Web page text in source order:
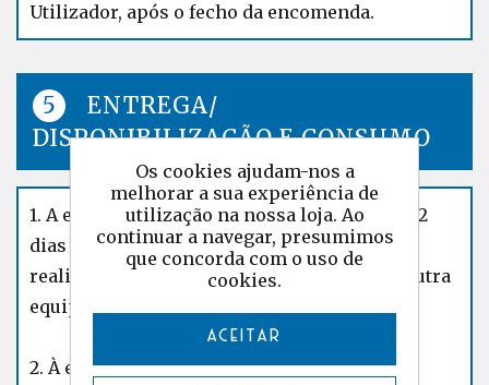
Utilizador, após o fecho da encomenda.
ENTREGA/
DISPONIBILIZAÇÃO E CONSUMO
1. A entrega das encomendas realiza-se até 22
dias úteis após a encomenda. A entrega é
realizada pela empresa CTT EXPRESSO ou outra
equiparada, na falha desta.
2. À encomenda poderão ser acrescidos os
Os cookies ajudam-nos a
melhorar a sua experiência de
utilização na nossa loja. Ao
continuar a navegar, presumimos
que concorda com o uso de
cookies.
ACEITAR